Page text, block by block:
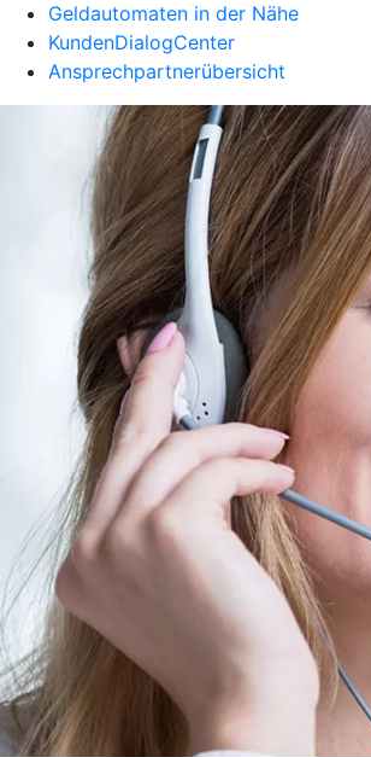
Geldautomaten in der Nähe
KundenDialogCenter
Ansprechpartnerübersicht